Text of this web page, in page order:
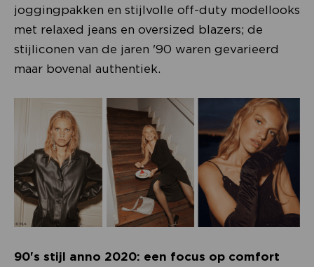
joggingpakken en stijlvolle off-duty modellooks
met relaxed jeans en oversized blazers; de
stijliconen van de jaren '90 waren gevarieerd
maar bovenal authentiek.
90's stijl anno 2020: een focus op comfort